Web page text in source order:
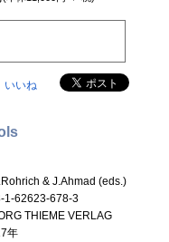
いいね
& J.Ahmad (eds.)
1-62623-678-3
THIEME VERLAG
年